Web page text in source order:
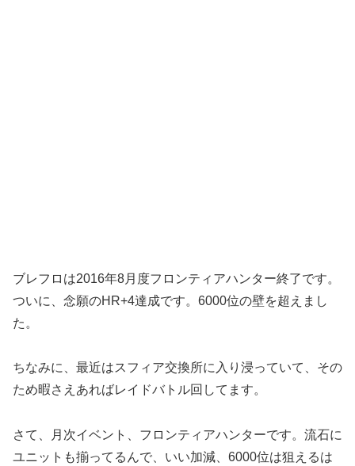
ブレフロは2016年8月度フロンティアハンター終了です。
ついに、念願のHR+4達成です。6000位の壁を超えまし
た。
ちなみに、最近はスフィア交換所に入り浸っていて、その
ため暇さえあればレイドバトル回してます。
さて、月次イベント、フロンティアハンターです。流石に
ユニットも揃ってるんで、いい加減、6000位は狙えるは